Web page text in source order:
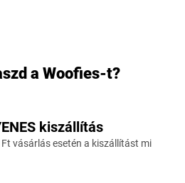
a Woofies-t?
kiszállítás
vásárlás esetén a kiszállítást mi